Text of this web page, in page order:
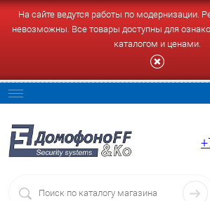
На сайте ведутся работы по модернизации.
невозможны. Все товары доступны для
каталогом и ценами.